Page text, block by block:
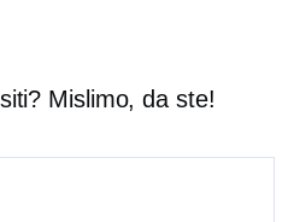
Mislimo, da ste!